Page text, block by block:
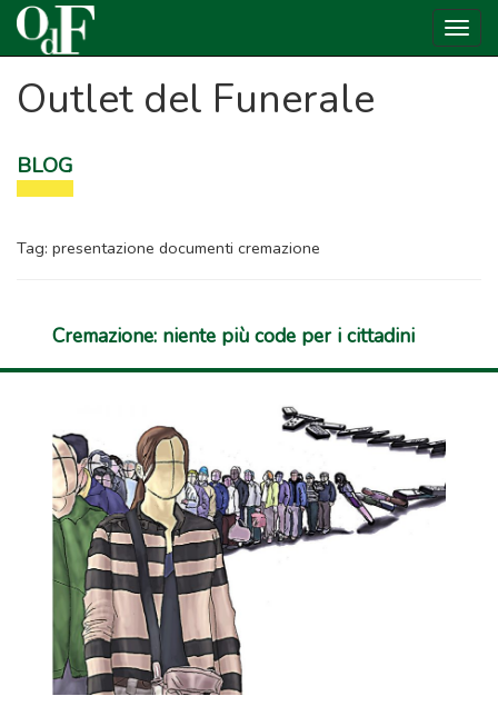
Outlet del Funerale
BLOG
Tag: presentazione documenti cremazione
Cremazione: niente più code per i cittadini